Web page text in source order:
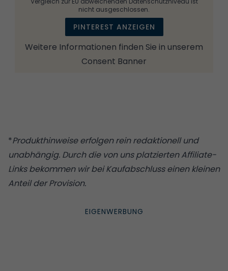
nicht ausgeschlossen.
PINTEREST ANZEIGEN
Weitere Informationen finden Sie in unserem
Consent Banner
*Produkthinweise erfolgen rein redaktionell und
unabhängig. Durch die von uns platzierten Affiliate-
Links bekommen wir bei Kaufabschluss einen kleinen
Anteil der Provision.